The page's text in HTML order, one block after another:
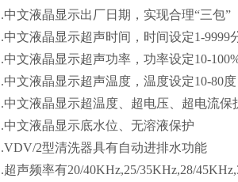
.中文液晶显示出厂日期，实现合理“三包”
.中文液晶显示超声时间，时间设定1-9999
.中文液晶显示超声功率，功率设定10-
.中文液晶显示超声温度，温度设定10-80度
.中文液晶显示超温度、超电压、超电流保
.中文液晶显示底水位、无溶液保护
.VDV/2型清洗器具有自动进排水功能
.超声频率有20/40KHz,25/35KHz,28/